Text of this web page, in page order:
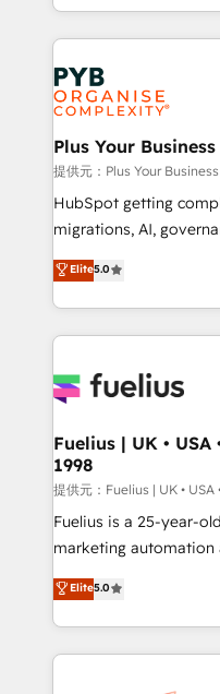
Ongoing optimization,
scalable retainers. Let’s make HubSpot your most
powerful growth
drive results.
lead scoring and
Salesforce and
Marketing, Answer
Generative Engine
HubSpot Content Hub,
B2B SEO, paid media, and
enterprise and
technology,
and industrial sectors.
implementations delivered. AI visibility
across ChatGPT,
Innovation HubSpot
Migration Excellence
professionals.
Plus Your Business
提供元：Plus Your
HubSpot getting
migrations, AI, governance. We
complexity, so your
Welcome to our Profile! We
implementation,
training • CRM
custom API
operations A little about us: • Boutique 'Elite' team of
12 • 150+ clients
Service Hub, Data
27001:2022, ISO
certified - the AI
Ready for the next step? Click the 👈
𝗯𝘂𝘀𝗶𝗻𝗲𝘀𝘀' button to
Elite5.0
Fuelius | UK •
1998
提供元：Fuelius | UK •
Fuelius is a 25-year-
marketing automation
enable mid-market
maximise their return
growth. We modernise platforms, streamline
operations that are
Elite5.0